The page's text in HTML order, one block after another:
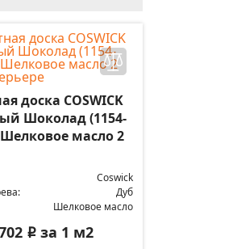
доска COSWICK
Шоколад (1154-
Шелковое масло 2
Coswick
Дуб
Шелковое масло
iза 1 м2